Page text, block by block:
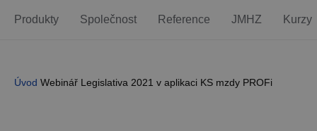
Produkty Společnost Reference JMHZ Kurzy
Úvod Webinář Legislativa 2021 v aplikaci KS mzdy PROFi